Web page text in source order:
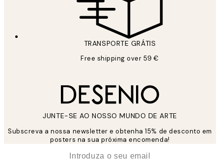
TRANSPORTE GRÁTIS
Free shipping over 59 €
JUNTE-SE AO NOSSO MUNDO DE ARTE
Subscreva a nossa newsletter e obtenha 15% de desconto em
posters na sua próxima encomenda!